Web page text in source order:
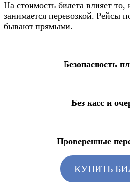
На стоимость билета влияет то,
занимается перевозкой. Рейсы
бывают прямыми.
Безопасность
Без касс и
Проверенные
КУПИТЬ